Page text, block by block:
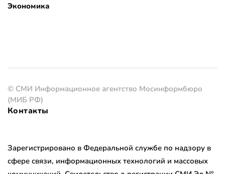
Экономика
© СМИ Информационное агентство Мосинформбюро
(МИБ РФ)
Контакты
Зарегистрировано в Федеральной службе по надзору в
сфере связи, информационных технологий и массовых